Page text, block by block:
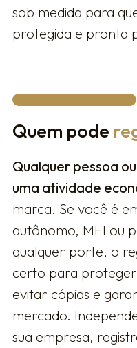
sob medida para
protegida e pronta
Quem pode
Qualquer pessoa
uma atividade
marca. Se você é
autônomo, MEI ou
qualquer porte, o
certo para
evitar cópias e
mercado.
sua empresa,